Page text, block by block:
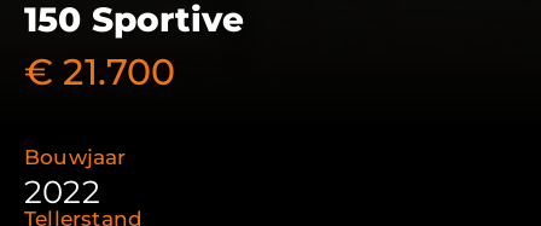
150 Sportive
€ 21.700
Bouwjaar
2022
Tellerstand